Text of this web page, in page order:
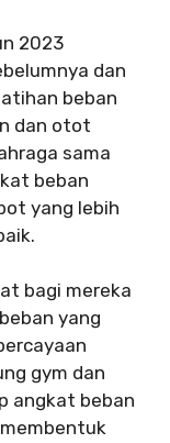
2023
dan
beban
dan otot
sama
beban
yang lebih
bagi mereka
yang
gym dan
angkat beban